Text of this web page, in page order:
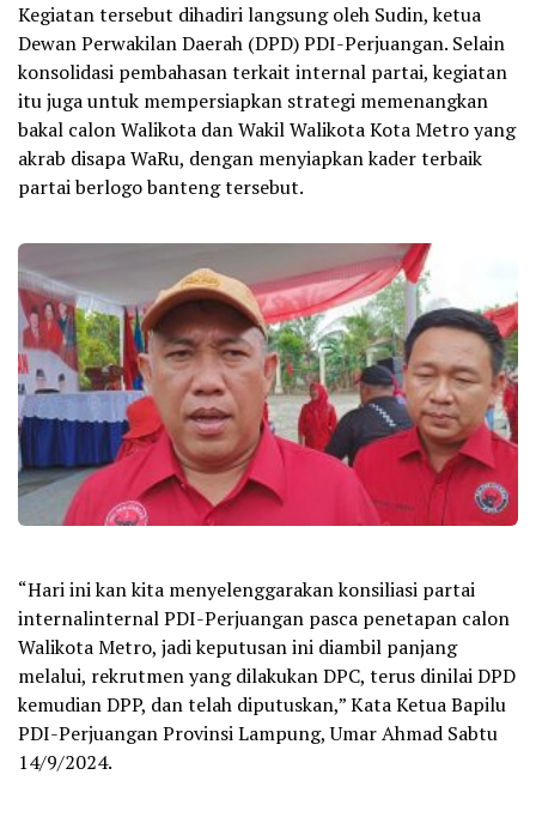
Kegiatan tersebut dihadiri langsung oleh Sudin, ketua
Dewan Perwakilan Daerah (DPD) PDI-Perjuangan. Selain
konsolidasi pembahasan terkait internal partai, kegiatan
itu juga untuk mempersiapkan strategi memenangkan
bakal calon Walikota dan Wakil Walikota Kota Metro yang
akrab disapa WaRu, dengan menyiapkan kader terbaik
partai berlogo banteng tersebut.
“Hari ini kan kita menyelenggarakan konsiliasi partai
internalinternal PDI-Perjuangan pasca penetapan calon
Walikota Metro, jadi keputusan ini diambil panjang
melalui, rekrutmen yang dilakukan DPC, terus dinilai DPD
kemudian DPP, dan telah diputuskan,” Kata Ketua Bapilu
PDI-Perjuangan Provinsi Lampung, Umar Ahmad Sabtu
14/9/2024.